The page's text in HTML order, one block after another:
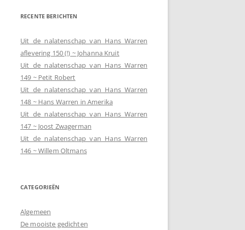
RECENTE BERICHTEN
Uit de nalatenschap van Hans Warren
aflevering 150 (!) ~ Johanna Kruit
Uit de nalatenschap van Hans Warren
149 ~ Petit Robert
Uit de nalatenschap van Hans Warren
148 ~ Hans Warren in Amerika
Uit de nalatenschap van Hans Warren
147 ~ Joost Zwagerman
Uit de nalatenschap van Hans Warren
146 ~ Willem Oltmans
CATEGORIEËN
Algemeen
De mooiste gedichten